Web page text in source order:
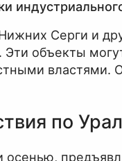
Серги и
Эти объекты
властями.
по